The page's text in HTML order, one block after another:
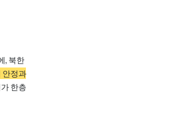
, 북한
안정과
한층